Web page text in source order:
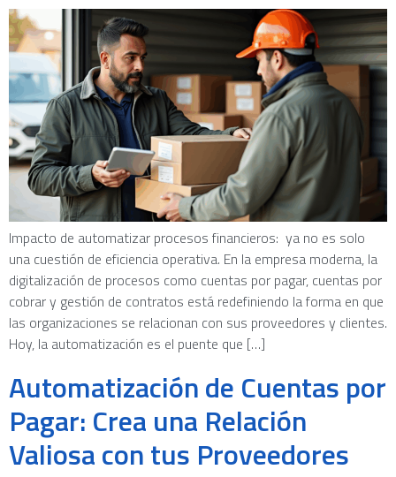
Impacto de automatizar procesos financieros: ya no es solo
una cuestión de eficiencia operativa. En la empresa moderna, la
digitalización de procesos como cuentas por pagar, cuentas por
cobrar y gestión de contratos está redefiniendo la forma en que
las organizaciones se relacionan con sus proveedores y clientes.
Hoy, la automatización es el puente que […]
Automatización de Cuentas por
Pagar: Crea una Relación
Valiosa con tus Proveedores